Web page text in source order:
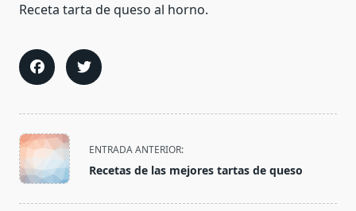
Receta tarta de queso al horno.
<span
class="nav-
subtitle
screen-
ENTRADA ANTERIOR:
Recetas de las mejores tartas de queso